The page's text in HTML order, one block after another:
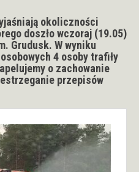
okoliczności
doszło wczoraj (19.05)
Grudusk. W wyniku
4 osoby trafiły
o zachowanie
przepisów